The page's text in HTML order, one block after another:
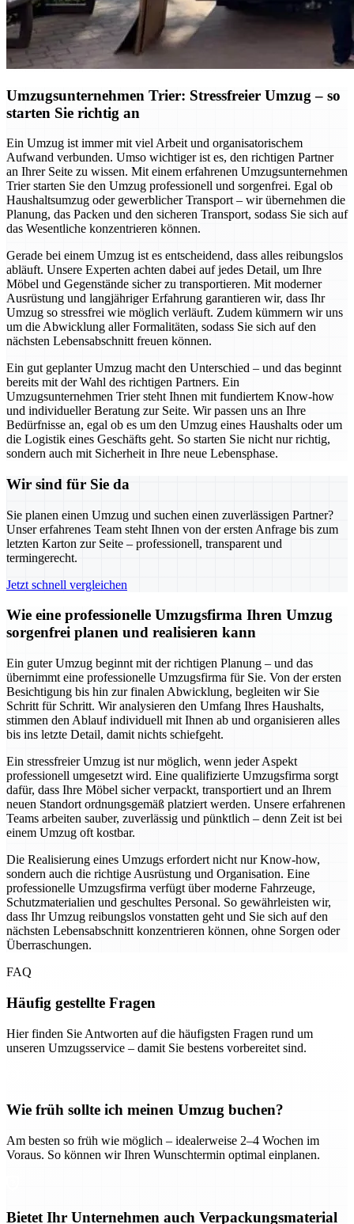
Umzugsunternehmen Trier: Stressfreier Umzug – so
starten Sie richtig an
Ein Umzug ist immer mit viel Arbeit und organisatorischem
Aufwand verbunden. Umso wichtiger ist es, den richtigen Partner
an Ihrer Seite zu wissen. Mit einem erfahrenen Umzugsunternehmen
Trier starten Sie den Umzug professionell und sorgenfrei. Egal ob
Haushaltsumzug oder gewerblicher Transport – wir übernehmen die
Planung, das Packen und den sicheren Transport, sodass Sie sich auf
das Wesentliche konzentrieren können.
Gerade bei einem Umzug ist es entscheidend, dass alles reibungslos
abläuft. Unsere Experten achten dabei auf jedes Detail, um Ihre
Möbel und Gegenstände sicher zu transportieren. Mit moderner
Ausrüstung und langjähriger Erfahrung garantieren wir, dass Ihr
Umzug so stressfrei wie möglich verläuft. Zudem kümmern wir uns
um die Abwicklung aller Formalitäten, sodass Sie sich auf den
nächsten Lebensabschnitt freuen können.
Ein gut geplanter Umzug macht den Unterschied – und das beginnt
bereits mit der Wahl des richtigen Partners. Ein
Umzugsunternehmen Trier steht Ihnen mit fundiertem Know-how
und individueller Beratung zur Seite. Wir passen uns an Ihre
Bedürfnisse an, egal ob es um den Umzug eines Haushalts oder um
die Logistik eines Geschäfts geht. So starten Sie nicht nur richtig,
sondern auch mit Sicherheit in Ihre neue Lebensphase.
Wir sind für Sie da
Sie planen einen Umzug und suchen einen zuverlässigen Partner?
Unser erfahrenes Team steht Ihnen von der ersten Anfrage bis zum
letzten Karton zur Seite – professionell, transparent und
termingerecht.
Jetzt schnell vergleichen
Wie eine professionelle Umzugsfirma Ihren Umzug
sorgenfrei planen und realisieren kann
Ein guter Umzug beginnt mit der richtigen Planung – und das
übernimmt eine professionelle Umzugsfirma für Sie. Von der ersten
Besichtigung bis hin zur finalen Abwicklung, begleiten wir Sie
Schritt für Schritt. Wir analysieren den Umfang Ihres Haushalts,
stimmen den Ablauf individuell mit Ihnen ab und organisieren alles
bis ins letzte Detail, damit nichts schiefgeht.
Ein stressfreier Umzug ist nur möglich, wenn jeder Aspekt
professionell umgesetzt wird. Eine qualifizierte Umzugsfirma sorgt
dafür, dass Ihre Möbel sicher verpackt, transportiert und an Ihrem
neuen Standort ordnungsgemäß platziert werden. Unsere erfahrenen
Teams arbeiten sauber, zuverlässig und pünktlich – denn Zeit ist bei
einem Umzug oft kostbar.
Die Realisierung eines Umzugs erfordert nicht nur Know-how,
sondern auch die richtige Ausrüstung und Organisation. Eine
professionelle Umzugsfirma verfügt über moderne Fahrzeuge,
Schutzmaterialien und geschultes Personal. So gewährleisten wir,
dass Ihr Umzug reibungslos vonstatten geht und Sie sich auf den
nächsten Lebensabschnitt konzentrieren können, ohne Sorgen oder
Überraschungen.
FAQ
Häufig gestellte Fragen
Hier finden Sie Antworten auf die häufigsten Fragen rund um
unseren Umzugsservice – damit Sie bestens vorbereitet sind.
Wie früh sollte ich meinen Umzug buchen?
Am besten so früh wie möglich – idealerweise 2–4 Wochen im
Voraus. So können wir Ihren Wunschtermin optimal einplanen.
Bietet Ihr Unternehmen auch Verpackungsmaterial